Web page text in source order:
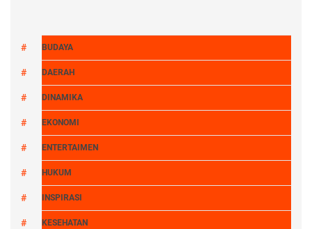
BUDAYA
DAERAH
DINAMIKA
EKONOMI
ENTERTAIMEN
HUKUM
INSPIRASI
KESEHATAN